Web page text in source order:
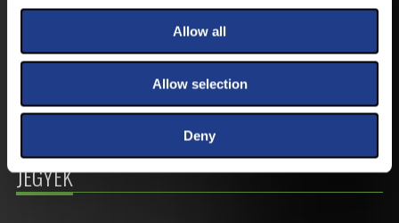
Allow all
Allow selection
Deny
JEGYEK